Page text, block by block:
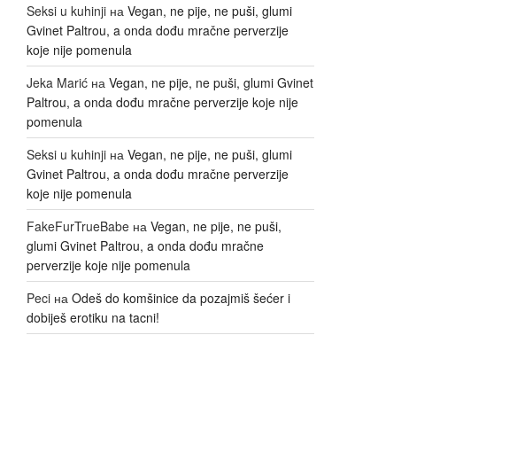
Seksi u kuhinjiна Vegan, ne pije, ne puši, glumi
Gvinet Paltrou, a onda dođu mračne perverzije
koje nije pomenula
Jeka Marićна Vegan, ne pije, ne puši, glumi Gvinet
Paltrou, a onda dođu mračne perverzije koje nije
pomenula
Seksi u kuhinjiна Vegan, ne pije, ne puši, glumi
Gvinet Paltrou, a onda dođu mračne perverzije
koje nije pomenula
FakeFurTrueBabeна Vegan, ne pije, ne puši,
glumi Gvinet Paltrou, a onda dođu mračne
perverzije koje nije pomenula
Peciна Odeš do komšinice da pozajmiš šećer i
dobiješ erotiku na tacni!